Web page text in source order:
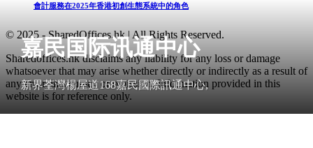
嘉民国际讯通中心
新界荃灣楊屋道168嘉民國際訊通中心,
會計服務在2025年香港初創生態系統中的角色
© 2025 - SharedOffices.hk | All Rights Reserved.
Sharedoffices.hk disclaims any liability for any loss or damage
whatsoever that may arise whether directly or indirectly as a result of
any error, inaccuracy or omission. Information provided in this
website is for reference only.